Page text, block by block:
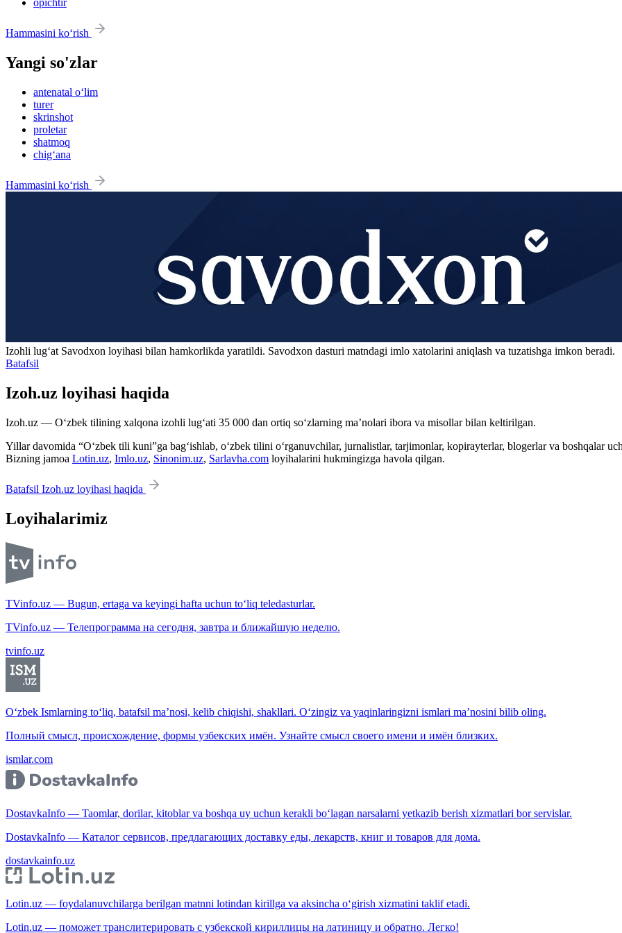
opichtir
Hammasini ko‘rish
Yangi so'zlar
antenatal o‘lim
turer
skrinshot
proletar
shatmoq
chig‘ana
Hammasini ko‘rish
Izohli lugʻat Savodxon loyihasi bilan hamkorlikda yaratildi. Savodxon dasturi matndagi imlo xatolarini aniqlash va tuzatishga imkon beradi.
Batafsil
Izoh.uz loyihasi haqida
Izoh.uz — O‘zbek tilining xalqona izohli lug‘ati 35 000 dan ortiq so‘zlarning ma’nolari ibora va misollar bilan keltirilgan.
Yillar davomida “O‘zbek tili kuni”ga bag‘ishlab, o‘zbek tilini o‘rganuvchilar, jurnalistlar, tarjimonlar, kopirayterlar, blogerlar va boshqalar
Bizning jamoa Lotin.uz, Imlo.uz, Sinonim.uz, Sarlavha.com loyihalarini hukmingizga havola qilgan.
Batafsil Izoh.uz loyihasi haqida
Loyihalarimiz
TVinfo.uz — Bugun, ertaga va keyingi hafta uchun to‘liq teledasturlar.
TVinfo.uz — Телепрограмма на сегодня, завтра и ближайшую неделю.
tvinfo.uz
O‘zbek Ismlarning to‘liq, batafsil ma’nosi, kelib chiqishi, shakllari. O‘zingiz va yaqinlaringizni ismlari ma’nosini bilib oling.
Полный смысл, происхождение, формы узбекских имён. Узнайте смысл своего имени и имён близких.
ismlar.com
DostavkaInfo — Taomlar, dorilar, kitoblar va boshqa uy uchun kerakli bo‘lagan narsalarni yetkazib berish xizmatlari bor servislar.
DostavkaInfo — Каталог сервисов, предлагающих доставку еды, лекарств, книг и товаров для дома.
dostavkainfo.uz
Lotin.uz — foydalanuvchilarga berilgan matnni lotindan kirillga va aksincha o‘girish xizmatini taklif etadi.
Lotin.uz — поможет транслитерировать с узбекской кириллицы на латиницу и обратно. Легко!